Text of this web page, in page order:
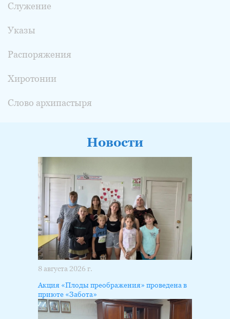
Служение
Указы
Распоряжения
Хиротонии
Слово архипастыря
Новости
8 августа 2026 г.
Акция «Плоды преображения» проведена в
приюте «Забота»